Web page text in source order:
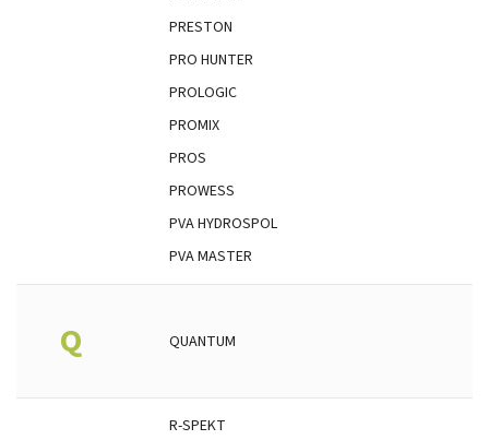
PRESTON
PRO HUNTER
PROLOGIC
PROMIX
PROS
PROWESS
PVA HYDROSPOL
PVA MASTER
Q QUANTUM
R-SPEKT